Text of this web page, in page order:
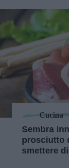
Cucina
Sembra
prosciutto
smettere